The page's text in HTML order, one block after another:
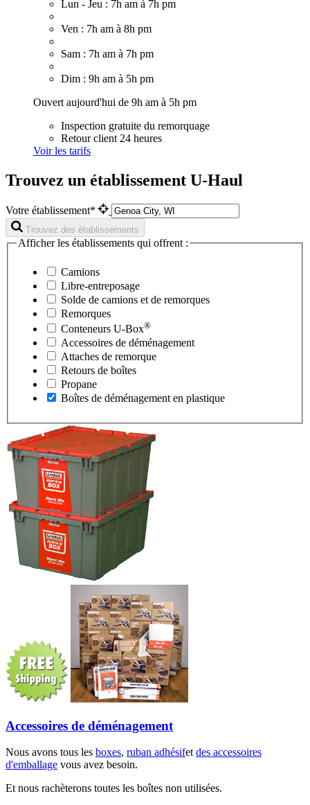
Lun - Jeu : 7h am à 7h pm
Ven : 7h am à 8h pm
Sam : 7h am à 7h pm
Dim : 9h am à 5h pm
Ouvert aujourd'hui de 9h am à 5h pm
Inspection gratuite du remorquage
Retour client 24 heures
Voir les tarifs
Trouvez un établissement U-Haul
Votre établissement*
Trouvez des établissements
Afficher les établissements qui offrent :
Camions
Libre-entreposage
Solde de camions et de remorques
Remorques
Conteneurs U-Box®
Accessoires de déménagement
Attaches de remorque
Retours de boîtes
Propane
Boîtes de déménagement en plastique
Accessoires de déménagement
Nous avons tous les boxes, ruban adhésifet des accessoires
d'emballage vous avez besoin.
Et nous rachèterons toutes les boîtes non utilisées.